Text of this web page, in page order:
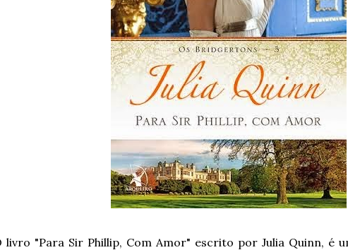
livro "Para Sir Phillip, Com Amor" escrito por Julia Quinn, é